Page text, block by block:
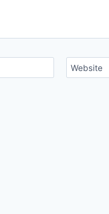
Website